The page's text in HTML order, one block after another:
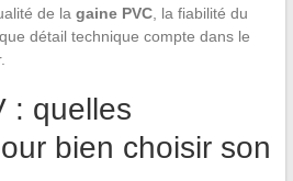
de la gaine PVC, la fiabilité du
détail technique compte dans le
: quelles
bien choisir son